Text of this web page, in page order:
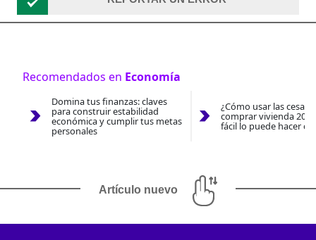
Recomendados en Economía
Domina tus finanzas: claves
para construir estabilidad
económica y cumplir tus metas
personales
¿Cómo usar las
comprar vivienda
fácil lo puede hacer
Artículo nuevo